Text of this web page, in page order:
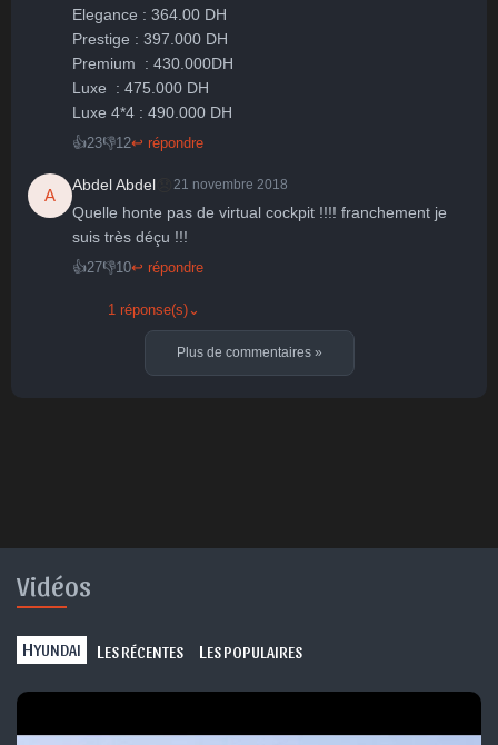
Elegance : 364.00 DH
Prestige : 397.000 DH
Premium  : 430.000DH
Luxe  : 475.000 DH
👍23👎12↩ répondre
A
Abdel Abdel 21 novembre 2018
Quelle honte pas de virtual cockpit !!!! franchement je
suis très déçu !!!
👍27👎10↩ répondre
1 réponse(s) ⌄
Plus de commentaires »
Vidéos
HYUNDAI L ES RÉCENTES L ES POPULAIRES